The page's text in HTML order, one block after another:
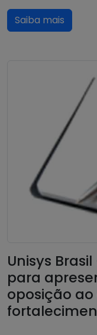
Saiba mais
Unisys
para
oposição